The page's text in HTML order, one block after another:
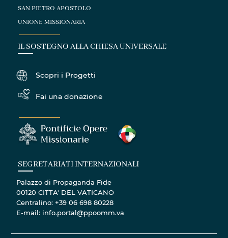
SAN PIETRO APOSTOLO
UNIONE MISSIONARIA
IL SOSTEGNO ALLA CHIESA UNIVERSALE
Scopri i Progetti
Fai una donazione
SEGRETARIATI INTERNAZIONALI
Palazzo di Propaganda Fide
00120 CITTA' DEL VATICANO
Centralino: +39 06 698 80228
E-mail: info.portal@ppoomm.va